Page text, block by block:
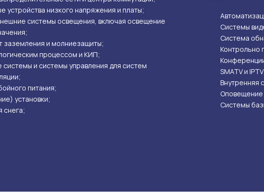
устройства низкого напряжения и платы;
системы освещения, включая освещение
заземления и молниезащиты;
процессом и КИП;
системы и системы управления для систем
питания;
установки;
снега;
Системы
Система
Контрольно
SMATV и
Внутренняя
Оповещение
Системы